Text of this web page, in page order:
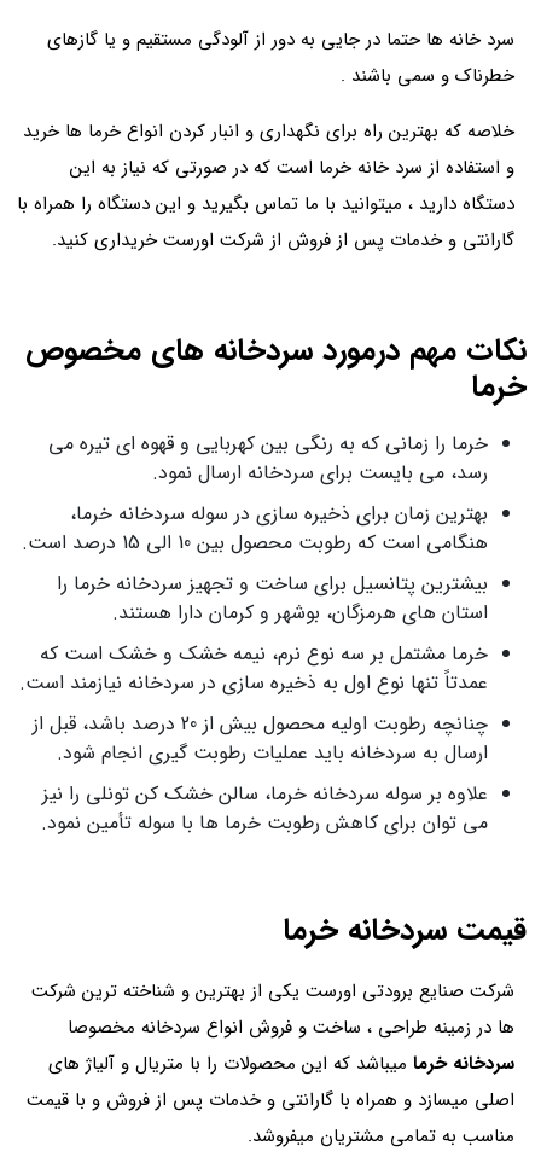
سرد خانه ها حتما در جایی به دور از آلودگی مستقیم و یا گازهای
خطرناک و سمی باشند .
خلاصه که بهترین راه برای نگهداری و انبار کردن انواع خرما ها خرید
و استفاده از سرد خانه خرما است که در صورتی که نیاز به این
دستگاه دارید ، میتوانید با ما تماس بگیرید و این دستگاه را همراه با
گارانتی و خدمات پس از فروش از شرکت اورست خریداری کنید.
نکات مهم درمورد سردخانه های مخصوص
خرما
خرما را زمانی که به رنگی بین کهربایی و قهوه ای تیره می
رسد، می بایست برای سردخانه ارسال نمود.
بهترین زمان برای ذخیره سازی در سوله سردخانه خرما،
هنگامی است که رطوبت محصول بین 10 الی 15 درصد است.
بیشترین پتانسیل برای ساخت و تجهیز سردخانه خرما را
استان های هرمزگان، بوشهر و کرمان دارا هستند.
خرما مشتمل بر سه نوع نرم، نیمه خشک و خشک است که
عمدتاً تنها نوع اول به ذخیره سازی در سردخانه نیازمند است.
چنانچه رطوبت اولیه محصول بیش از 20 درصد باشد، قبل از
ارسال به سردخانه باید عملیات رطوبت گیری انجام شود.
علاوه بر سوله سردخانه خرما، سالن خشک کن تونلی را نیز
می توان برای کاهش رطوبت خرما ها با سوله تأمین نمود.
قیمت سردخانه خرما
شرکت صنایع برودتی اورست یکی از بهترین و شناخته ترین شرکت
ها در زمینه طراحی ، ساخت و فروش انواع سردخانه مخصوصا
سردخانه خرما میباشد که این محصولات را با متریال و آلیاژ های
اصلی میسازد و همراه با گارانتی و خدمات پس از فروش و با قیمت
مناسب به تمامی مشتریان میفروشد.